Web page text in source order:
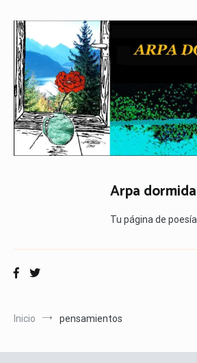
contenido
Arpa dormida
Tu página de poesía
Inicio pensamientos